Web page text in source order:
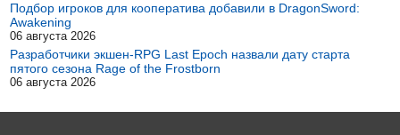
Подбор игроков для кооператива добавили в DragonSword:
Awakening
06 августа 2026
Разработчики экшен-RPG Last Epoch назвали дату старта
пятого сезона Rage of the Frostborn
06 августа 2026